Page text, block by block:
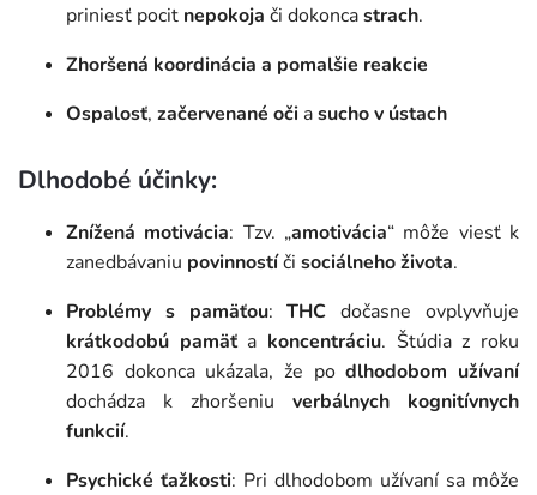
priniesť pocit nepokoja či dokoncastrach.
Zhoršená koordinácia a pomalšie reakcie
Ospalosť, začervenané oči asucho v ústach
Dlhodobé účinky:
Znížená motivácia: Tzv. „amotivácia“ môže viesť k
zanedbávaniu povinnostíči sociálneho života.
Problémy s pamäťou:THC dočasne ovplyvňuje
krátkodobú pamäťa koncentráciu. Štúdia z roku
2016 dokonca ukázala, že podlhodobom užívaní
dochádza k zhoršeniu verbálnych kognitívnych
funkcií.
Psychické ťažkosti: Pri dlhodobom užívaní sa môže